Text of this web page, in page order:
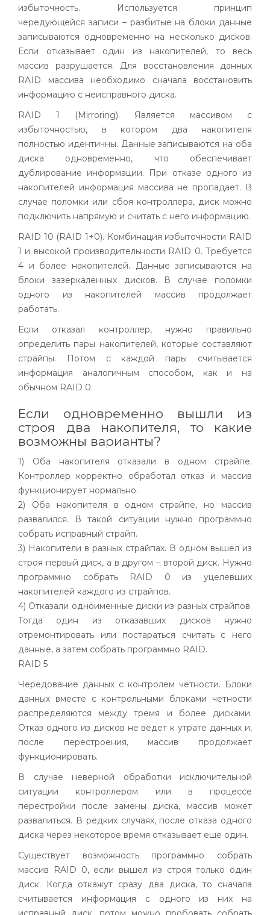
избыточность. Используется принцип
чередующейся записи – разбитые на блоки данные
записываются одновременно на несколько дисков.
Если отказывает один из накопителей, то весь
массив разрушается. Для восстановления данных
RAID массива необходимо сначала восстановить
информацию с неисправного диска.
RAID 1 (Mirroring). Является массивом с
избыточностью, в котором два накопителя
полностью идентичны. Данные записываются на оба
диска одновременно, что обеспечивает
дублирование информации. При отказе одного из
накопителей информация массива не пропадает. В
случае поломки или сбоя контроллера, диск можно
подключить напрямую и считать с него информацию.
RAID 10 (RAID 1+0). Комбинация избыточности RAID
1 и высокой производительности RAID 0. Требуется
4 и более накопителей. Данные записываются на
блоки зазеркаленныхдисков. В случае поломки
одного из накопителей массив продолжает
работать.
Если отказал контроллер, нужно правильно
определить пары накопителей, которые составляют
страйпы. Потом с каждой пары считывается
информация аналогичным способом, как и на
обычном RAID 0.
Если одновременно вышли из
строя два накопителя, то какие
возможны варианты?
1) Оба накопителя отказали в одном страйпе.
Контроллер корректно обработал отказ и массив
функционирует нормально.
2) Оба накопителя в одном страйпе, но массив
развалился. В такой ситуации нужно программно
собрать исправный страйп.
3) Накопители в разных страйпах. В одном вышел из
строя первый диск, а в другом – второй диск. Нужно
программно собрать RAID 0 из уцелевших
накопителей каждого из страйпов.
4) Отказали одноименные диски из разных страйпов.
Тогда один из отказавших дисков нужно
отремонтировать или постараться считать с него
данные, а затем собрать программно RAID.
RAID 5
Чередование данных с контролем четности. Блоки
данных вместе с контрольными блоками четности
распределяются между тремя и более дисками.
Отказ одного из дисков не ведет к утрате данных и,
после перестроения, массив продолжает
функционировать.
В случае неверной обработки исключительной
ситуации контроллером или в процессе
перестройки после замены диска, массив может
развалиться. В редких случаях, после отказа одного
диска через некоторое время отказывает еще один.
Существует возможность программно собрать
массив
RAID 0, если вышел из строя только один
диск. Когда откажут сразу два диска, то сначала
считывается информация с одного из них на